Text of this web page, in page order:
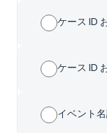
ケース ID
ケース ID
イベント